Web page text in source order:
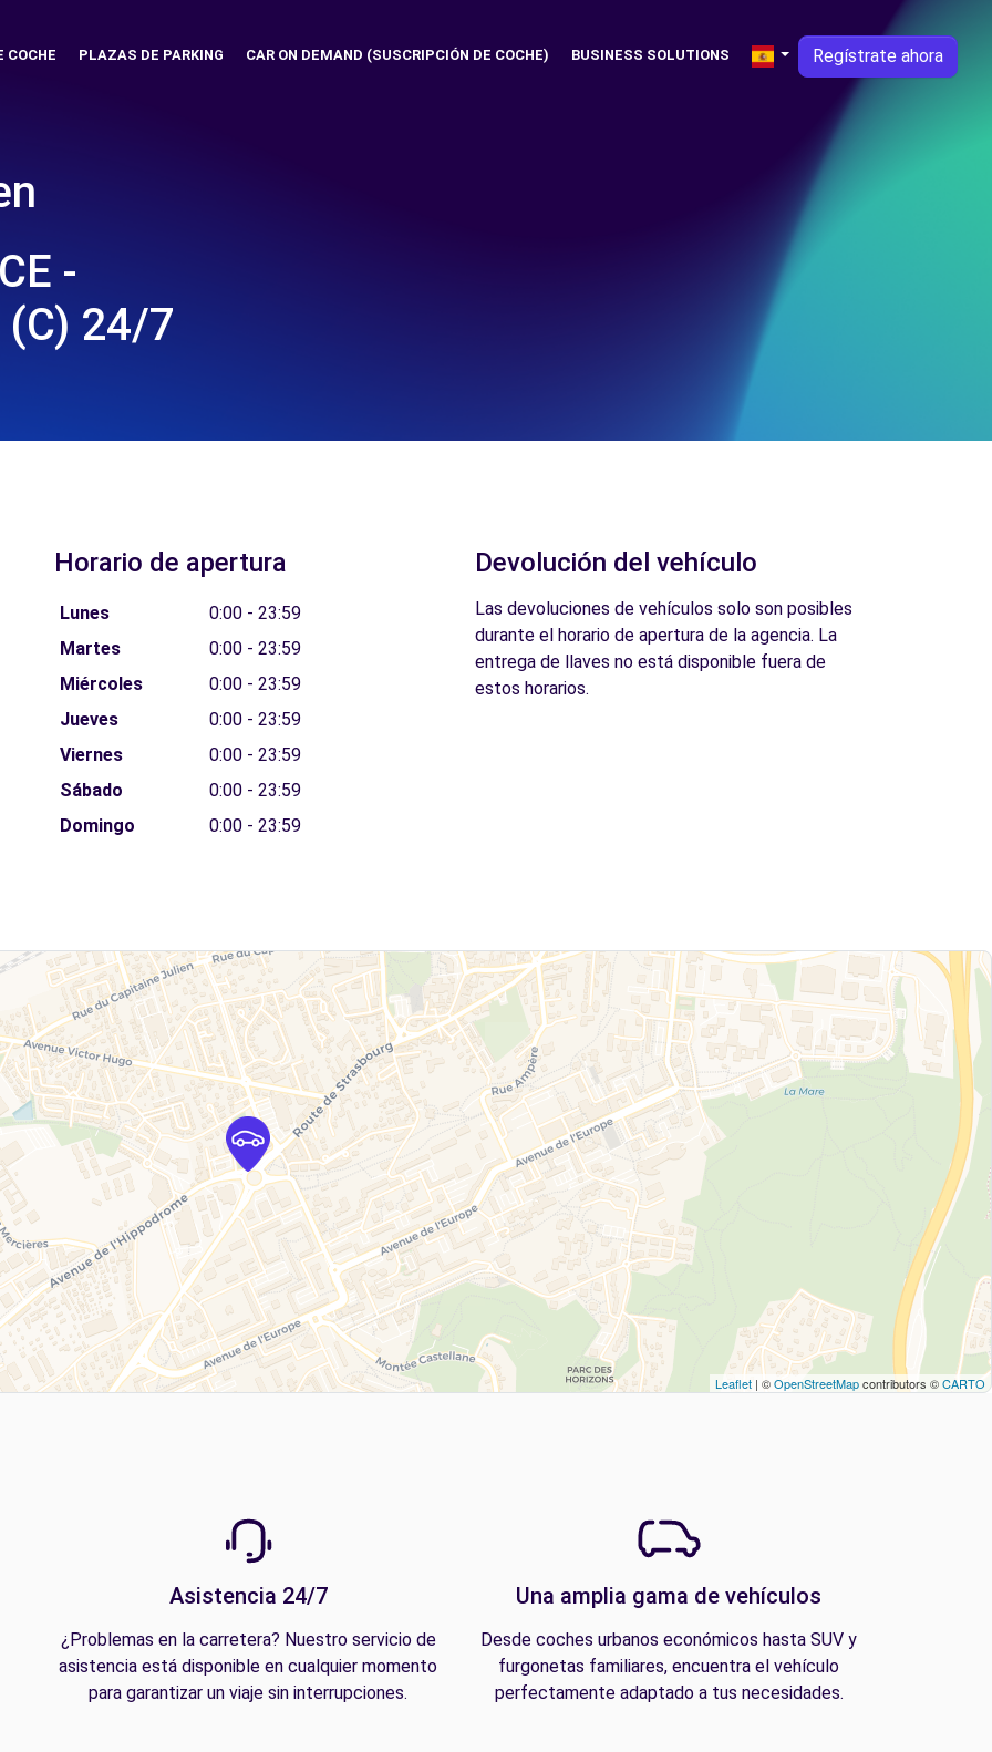
COCHE PLAZAS DE PARKING CAR ON DEMAND (SUSCRIPCIÓN DE COCHE) BUSINESS SOLUTIONS Regístrate ahora
-
(C) 24/7
Horario de apertura
Lunes
0:00 - 23:59
Martes
0:00 - 23:59
Miércoles
0:00 - 23:59
Jueves
0:00 - 23:59
Viernes
0:00 - 23:59
Sábado
0:00 - 23:59
Domingo
0:00 - 23:59
Devolución del vehículo
Las devoluciones de vehículos solo son posibles
durante el horario de apertura de la agencia. La
entrega de llaves no está disponible fuera de
estos horarios.
Leaflet | ©OpenStreetMapcontributors ©CARTO
Asistencia 24/7
¿Problemas en la carretera? Nuestro servicio de
asistencia está disponible en cualquier momento
para garantizar un viaje sin interrupciones.
Una amplia gama de vehículos
Desde coches urbanos económicos hasta SUV y
furgonetas familiares, encuentra el vehículo
perfectamente adaptado a tus necesidades.